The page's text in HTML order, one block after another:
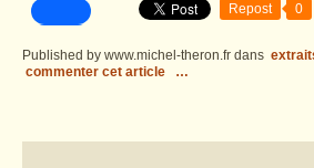
Repost 0
Published by www.michel-theron.fr dans
commenter cet article
…